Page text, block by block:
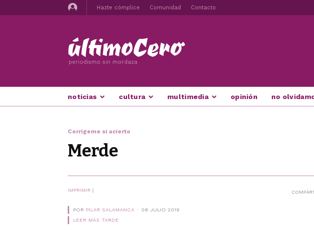
Hazte cómplice Comunidad Contacto
periodismo sin mordaza
noticias cultura multimedia opinión no
Corrígeme si acierto
Merde
IMPRIMIR |
POR PILAR SALAMANCA
08 JULIO 2019
LEER MÁS TARDE